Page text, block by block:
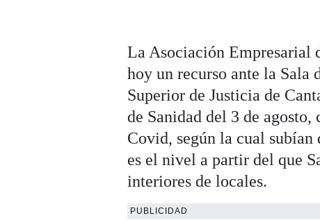
La Asociación Empresarial
hoy un recurso ante la
Superior de Justicia de
de Sanidad del 3 de
Covid, según la cual
es el nivel a partir del que
interiores de locales.
PUBLICIDAD